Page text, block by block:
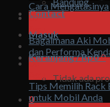
Contact
Masuk
Keranjang /Rp00
Tidak ada
0
Cara Mengatasinya
07
Agu
Bagaimana Aki
dan Performa
06
Tips Memilih Rack
untuk Mobil Anda